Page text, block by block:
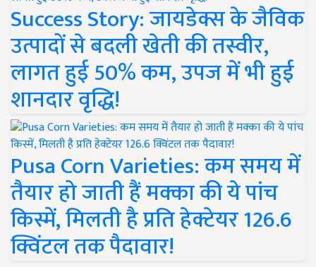
Success Story: जायडेक्स के जैविक
उत्पादों से बदली खेती की तस्वीर,
लागत हुई 50% कम, उपज में भी हुई
शानदार वृद्धि!
Pusa Corn Varieties: कम समय में
तैयार हो जाती हैं मक्का की ये पांच
किस्में, मिलती है प्रति हेक्टेयर 126.6
क्विंटल तक पैदावार!